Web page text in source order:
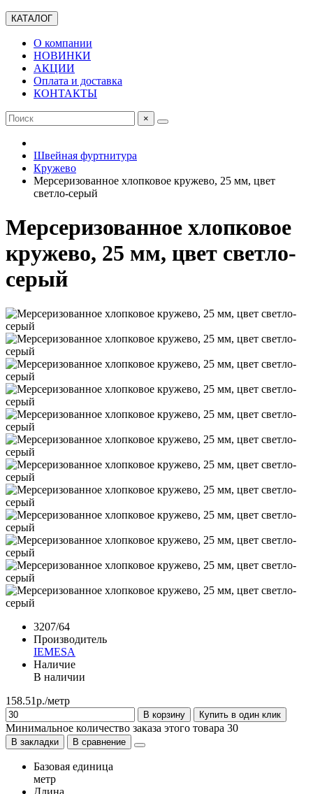
КАТАЛОГ
О компании
НОВИНКИ
АКЦИИ
Оплата и доставка
КОНТАКТЫ
×
Швейная фуртнитура
Кружево
Мерсеризованное хлопковое кружево, 25 мм, цвет
светло-серый
Мерсеризованное хлопковое
кружево, 25 мм, цвет светло-
серый
3207/64
Производитель
IEMESA
Наличие
В наличии
158.51р./метр
В корзину Купить в один клик
Минимальное количество заказа этого товара 30
В закладки В сравнение
Базовая единица
метр
Длина